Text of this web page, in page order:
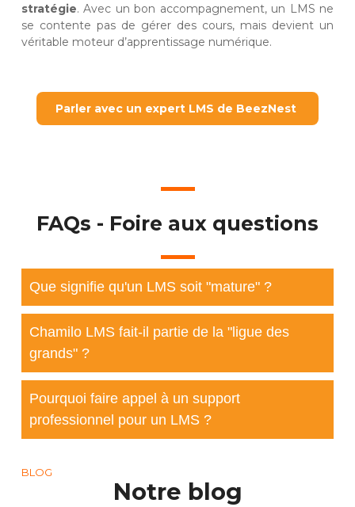
stratégie. Avec un bon accompagnement, un LMS ne
se contente pas de gérer des cours, mais devient un
véritable moteur d’apprentissage numérique.
Parler avec un expert LMS de BeezNest
FAQs - Foire aux questions
Que signifie qu'un LMS soit "mature" ?
Chamilo LMS fait-il partie de la "ligue des
grands" ?
Pourquoi faire appel à un support
professionnel pour un LMS ?
BLOG
Notre blog